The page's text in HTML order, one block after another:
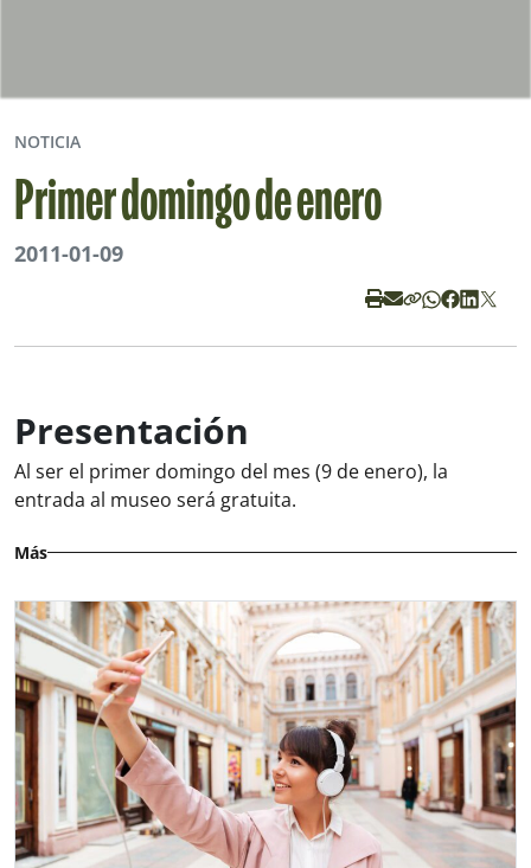
NOTICIA
Primer domingo de enero
2011-01-09
Presentación
Al ser el primer domingo del mes (9 de enero), la
entrada al museo será gratuita.
Más